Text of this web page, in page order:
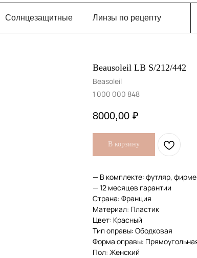
Солнцезащитные Линзы по рецепту
Beausoleil LB S/212/442
Beasoleil
1 000 000 848
8000,00 ₽
В корзину
— В комплекте: футляр,
— 12 месяцев гарантии
Страна: Франция
Материал: Пластик
Цвет: Красный
Тип оправы: Ободковая
Форма оправы:
Пол: Женский